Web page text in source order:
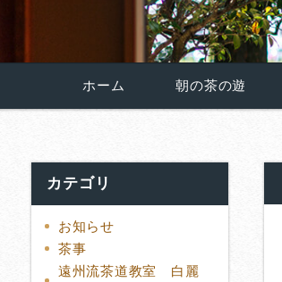
ホーム 朝の茶の遊
カテゴリ
お知らせ
茶事
遠州流茶道教室 白麗